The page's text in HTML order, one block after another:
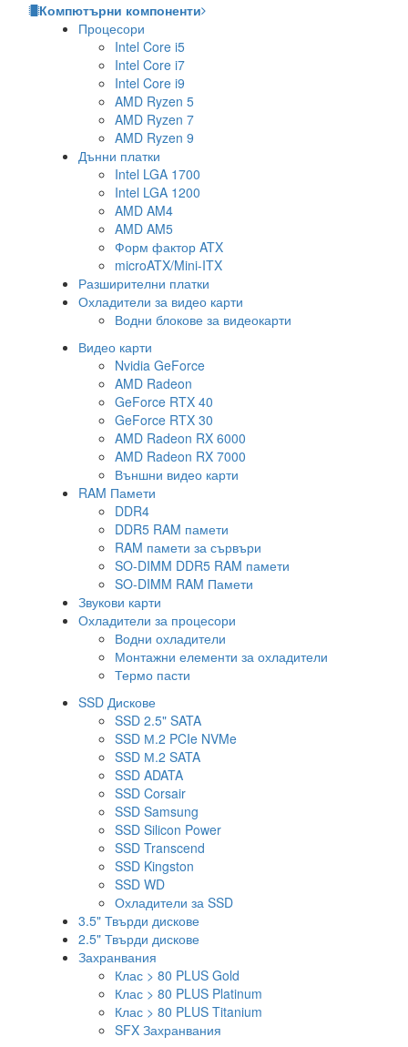
Компютърни компоненти
Процесори
Intel Core i5
Intel Core i7
Intel Core i9
AMD Ryzen 5
AMD Ryzen 7
AMD Ryzen 9
Дънни платки
Intel LGA 1700
Intel LGA 1200
AMD AM4
AMD AM5
Форм фактор ATX
microATX/Mini-ITX
Разширителни платки
Охладители за видео карти
Водни блокове за видеокарти
Видео карти
Nvidia GeForce
AMD Radeon
GeForce RTX 40
GeForce RTX 30
AMD Radeon RX 6000
AMD Radeon RX 7000
Външни видео карти
RAM Памети
DDR4
DDR5 RAM памети
RAM памети за сървъри
SO-DIMM DDR5 RAM памети
SO-DIMM RAM Памети
Звукови карти
Охладители за процесори
Водни охладители
Монтажни елементи за охладители
Термо пасти
SSD Дискове
SSD 2.5" SATA
SSD М.2 PCIe NVMe
SSD М.2 SATA
SSD ADATA
SSD Corsair
SSD Samsung
SSD Silicon Power
SSD Transcend
SSD Kingston
SSD WD
Охладители за SSD
3.5" Твърди дискове
2.5" Твърди дискове
Захранвания
Клас > 80 PLUS Gold
Клас > 80 PLUS Platinum
Клас > 80 PLUS Titanium
SFX Захранвания